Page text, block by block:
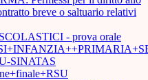
breve o saltuario relativi
- prova orale
SINATAS